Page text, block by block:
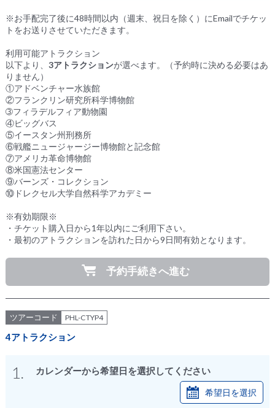
※お手配完了後に48時間以内（週末、祝日を除く）にEmailでチケッ
トをお送りさせていただきます。
利用可能アトラクション
以下より、 3アトラクションが選べます。（予約時に決める必要はあ
りません）
①アドベンチャー水族館
②フランクリン研究所科学博物館
➂フィラデルフィア動物園
④ビッグバス
⑤イースタン州刑務所
⑥戦艦ニュージャージー博物館と記念館
⑦アメリカ革命博物館
⑧米国憲法センター
⑨バーンズ・コレクション
⑩ドレクセル大学自然科学アカデミー
※有効期限※
・チケット購入日から1年以内にご利用下さい。
・最初のアトラクションを訪れた日から9日間有効となります。
予約手続きへ進む
ツアーコード PHL-CTYP4
4アトラクション
1. カレンダーから希望日を選択してください
希望日を選択